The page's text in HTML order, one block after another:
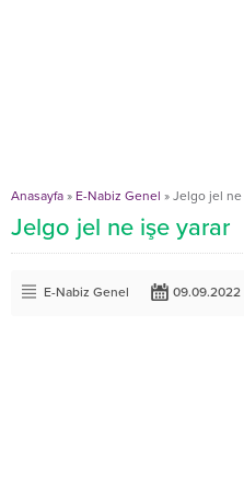
Anasayfa » E-Nabiz Genel » Jelgo jel ne
Jelgo jel ne işe yarar
E-Nabiz Genel 09.09.2022